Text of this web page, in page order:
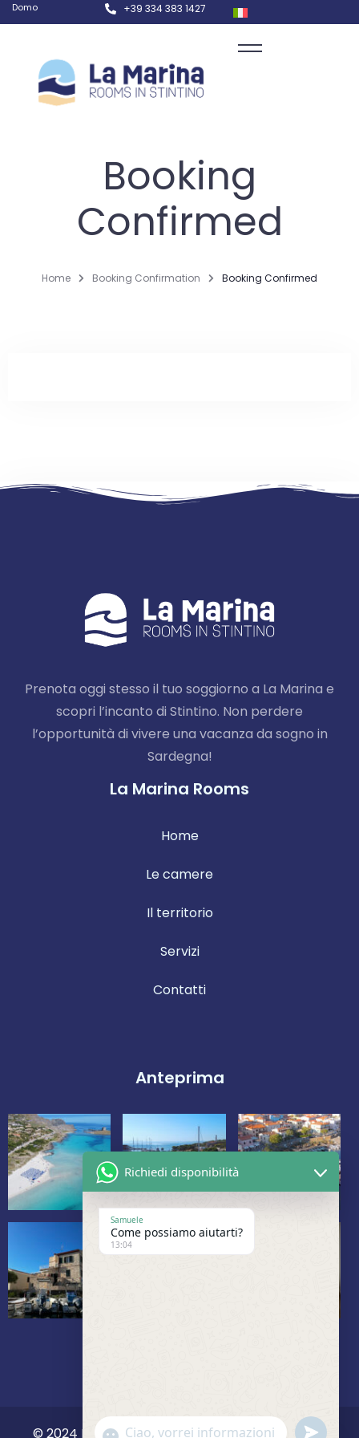
Domo +39 334 383 1427
Booking
Confirmed
Home Booking Confirmation Booking Confirmed
Prenota oggi stesso il tuo soggiorno a La Marina e
scopri l’incanto di Stintino. Non perdere
l’opportunità di vivere una vacanza da sogno in
Sardegna!
La Marina Rooms
Home
Le camere
Il territorio
Servizi
Contatti
Anteprima
© 2024 La Marina Vacanze. All Rights Reserved.
Check-in
Check-out
Richiedi disponibilità
Samuele
Come possiamo aiutarti?
13:04
Show